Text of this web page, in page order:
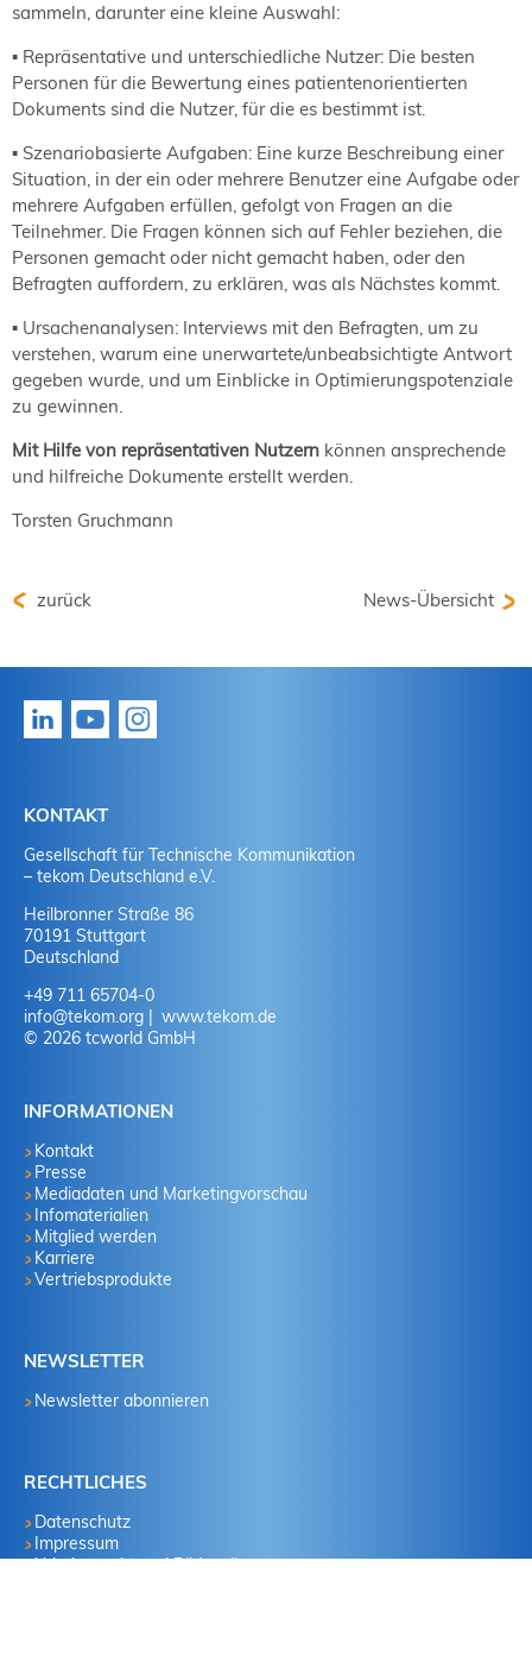
sammeln, darunter eine kleine Auswahl:
▪ Repräsentative und unterschiedliche Nutzer: Die besten
Personen für die Bewertung eines patientenorientierten
Dokuments sind die Nutzer, für die es bestimmt ist.
▪ Szenariobasierte Aufgaben: Eine kurze Beschreibung einer
Situation, in der ein oder mehrere Benutzer eine Aufgabe oder
mehrere Aufgaben erfüllen, gefolgt von Fragen an die
Teilnehmer. Die Fragen können sich auf Fehler beziehen, die
Personen gemacht oder nicht gemacht haben, oder den
Befragten auffordern, zu erklären, was als Nächstes kommt.
▪ Ursachenanalysen: Interviews mit den Befragten, um zu
verstehen, warum eine unerwartete/unbeabsichtigte Antwort
gegeben wurde, und um Einblicke in Optimierungspotenziale
zu gewinnen.
Mit Hilfe von repräsentativen Nutzern können ansprechende
und hilfreiche Dokumente erstellt werden.
Torsten Gruchmann
zurück News-Übersicht
KONTAKT
Gesellschaft für Technische Kommunikation
– tekom Deutschland e.V.
Heilbronner Straße 86
70191 Stuttgart
Deutschland
+49 711 65704-0
info@tekom.org
www.tekom.de
© 2026 tcworld GmbH
INFORMATIONEN
Kontakt
Presse
Mediadaten und Marketingvorschau
Infomaterialien
Mitglied werden
Karriere
Vertriebsprodukte
NEWSLETTER
Newsletter abonnieren
RECHTLICHES
Datenschutz
Impressum
Urheberrecht und Bildquellen